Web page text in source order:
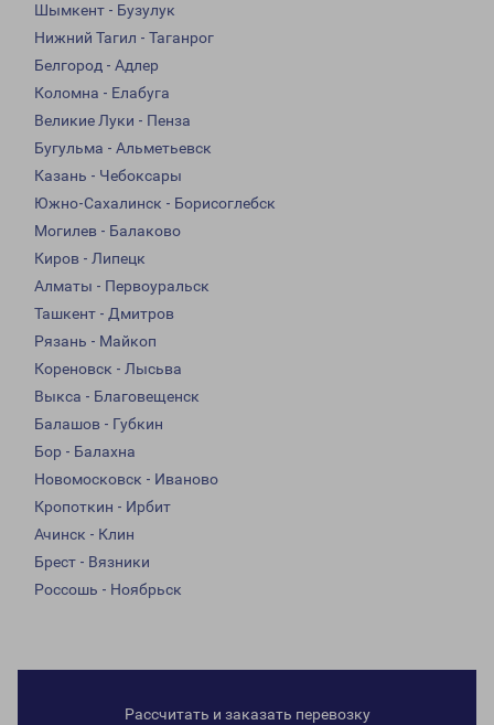
Шымкент - Бузулук
Нижний Тагил - Таганрог
Белгород - Адлер
Коломна - Елабуга
Великие Луки - Пенза
Бугульма - Альметьевск
Казань - Чебоксары
Южно-Сахалинск - Борисоглебск
Могилев - Балаково
Киров - Липецк
Алматы - Первоуральск
Ташкент - Дмитров
Рязань - Майкоп
Кореновск - Лысьва
Выкса - Благовещенск
Балашов - Губкин
Бор - Балахна
Новомосковск - Иваново
Кропоткин - Ирбит
Ачинск - Клин
Брест - Вязники
Россошь - Ноябрьск
Рассчитать и заказать перевозку